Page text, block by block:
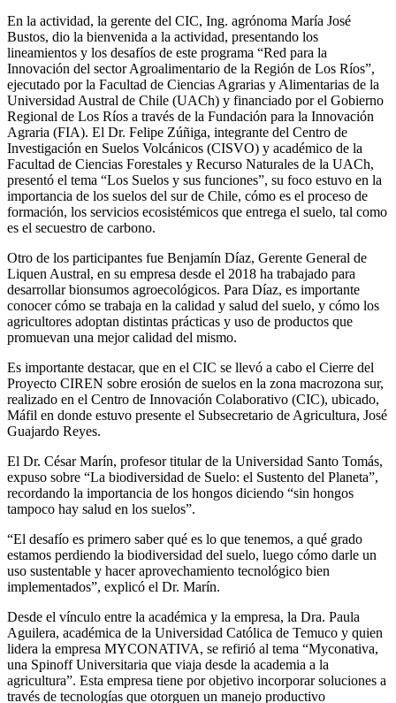
En la actividad, la gerente del CIC, Ing. agrónoma María José
Bustos, dio la bienvenida a la actividad, presentando los
lineamientos y los desafíos de este programa “Red para la
Innovación del sector Agroalimentario de la Región de Los Ríos”,
ejecutado por la Facultad de Ciencias Agrarias y Alimentarias de la
Universidad Austral de Chile (UACh) y financiado por el Gobierno
Regional de Los Ríos a través de la Fundación para la Innovación
Agraria (FIA). El Dr. Felipe Zúñiga, integrante del Centro de
Investigación en Suelos Volcánicos (CISVO) y académico de la
Facultad de Ciencias Forestales y Recurso Naturales de la UACh,
presentó el tema “Los Suelos y sus funciones”, su foco estuvo en la
importancia de los suelos del sur de Chile, cómo es el proceso de
formación, los servicios ecosistémicos que entrega el suelo, tal como
es el secuestro de carbono.
Otro de los participantes fue Benjamín Díaz, Gerente General de
Liquen Austral, en su empresa desde el 2018 ha trabajado para
desarrollar bionsumos agroecológicos. Para Díaz, es importante
conocer cómo se trabaja en la calidad y salud del suelo, y cómo los
agricultores adoptan distintas prácticas y uso de productos que
promuevan una mejor calidad del mismo.
Es importante destacar, que en el CIC se llevó a cabo el Cierre del
Proyecto CIREN sobre erosión de suelos en la zona macrozona sur,
realizado en el Centro de Innovación Colaborativo (CIC), ubicado,
Máfil en donde estuvo presente el Subsecretario de Agricultura, José
Guajardo Reyes.
El Dr. César Marín, profesor titular de la Universidad Santo Tomás,
expuso sobre “La biodiversidad de Suelo: el Sustento del Planeta”,
recordando la importancia de los hongos diciendo “sin hongos
tampoco hay salud en los suelos”.
“El desafío es primero saber qué es lo que tenemos, a qué grado
estamos perdiendo la biodiversidad del suelo, luego cómo darle un
uso sustentable y hacer aprovechamiento tecnológico bien
implementados”, explicó el Dr. Marín.
Desde el vínculo entre la académica y la empresa, la Dra. Paula
Aguilera, académica de la Universidad Católica de Temuco y quien
lidera la empresa MYCONATIVA, se refirió al tema “Myconativa,
una Spinoff Universitaria que viaja desde la academia a la
agricultura”. Esta empresa tiene por objetivo incorporar soluciones a
través de tecnologías que otorguen un manejo productivo